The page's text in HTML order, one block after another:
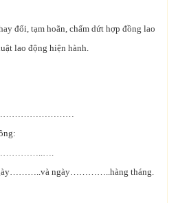
đổi, tạm hoãn, chấm dứt hợp đồng lao
lao động hiện hành.
ngày…………..hàng tháng.